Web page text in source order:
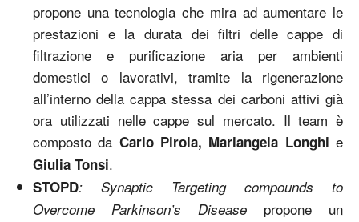
propone una tecnologia che mira ad aumentare le
prestazioni e la durata dei filtri delle cappe di
filtrazione e purificazione aria per ambienti
domestici o lavorativi, tramite la rigenerazione
all’interno della cappa stessa dei carboni attivi già
ora utilizzati nelle cappe sul mercato. Il team è
composto da Carlo Pirola, Mariangela Longhie
Giulia Tonsi.
STOPD: Synaptic Targeting compounds to
Overcome Parkinson’s Disease propone un